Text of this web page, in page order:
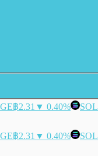
฿2.31 ▼ 0.40% SOL
฿2.31 ▼ 0.40% SOL